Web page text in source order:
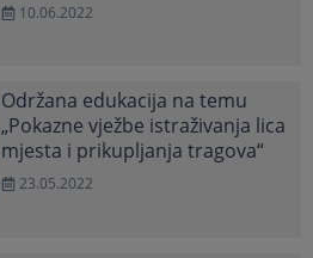
10.06.2022
Održana edukacija na temu
„Pokazne vježbe istraživanja lica
mjesta i prikupljanja tragova“
23.05.2022